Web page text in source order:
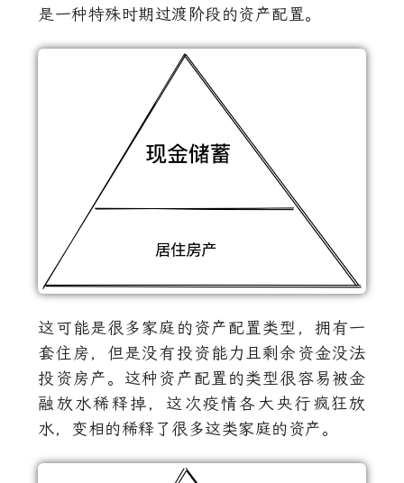
是一种特殊时期过渡阶段的资产配置。
这可能是很多家庭的资产配置类型，拥有一
套住房，但是没有投资能力且剩余资金没法
投资房产。这种资产配置的类型很容易被金
融放水稀释掉，这次疫情各大央行疯狂放
水，变相的稀释了很多这类家庭的资产。